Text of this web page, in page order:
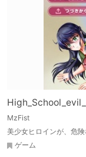
MzFist
美少女ヒロインが、危
ゲーム